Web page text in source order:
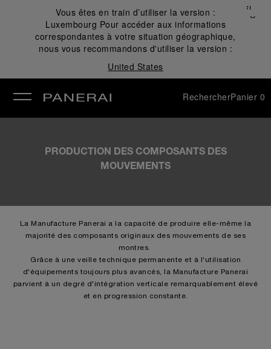
Vous êtes en train d’utiliser la version :
Luxembourg Pour accéder aux informations
correspondantes à votre situation géographique,
nous vous recommandons d'utiliser la version :
United States
Fermer
✕
RechercherPanier 0
PRODUCTION DES COMPOSANTS DES
MOUVEMENTS
La Manufacture Panerai a la capacité de produire elle-même la
majorité des composants originaux des mouvements de ses
montres.
Grâce à une veille technique permanente et à l'utilisation
d'équipements toujours plus avancés, la Manufacture Panerai
parvient à un degré d'intégration verticale remarquablement élevé
et en progression constante.